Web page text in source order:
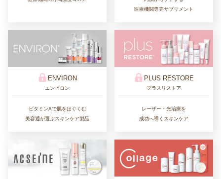
医療機関専売サプリメント
ENVIRON
エンビロン
ビタミンAで肌をはぐくむ
美容通が選ぶスキンケア製品
PLUS RESTORE
プラスリストア
レーザー・光治療を
成功へ導くスキンケア